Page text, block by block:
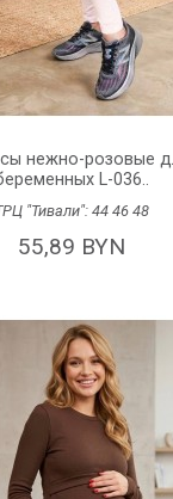
нежно-розовые
L-036..
"Тивали": 44 46 48
55,89 BYN